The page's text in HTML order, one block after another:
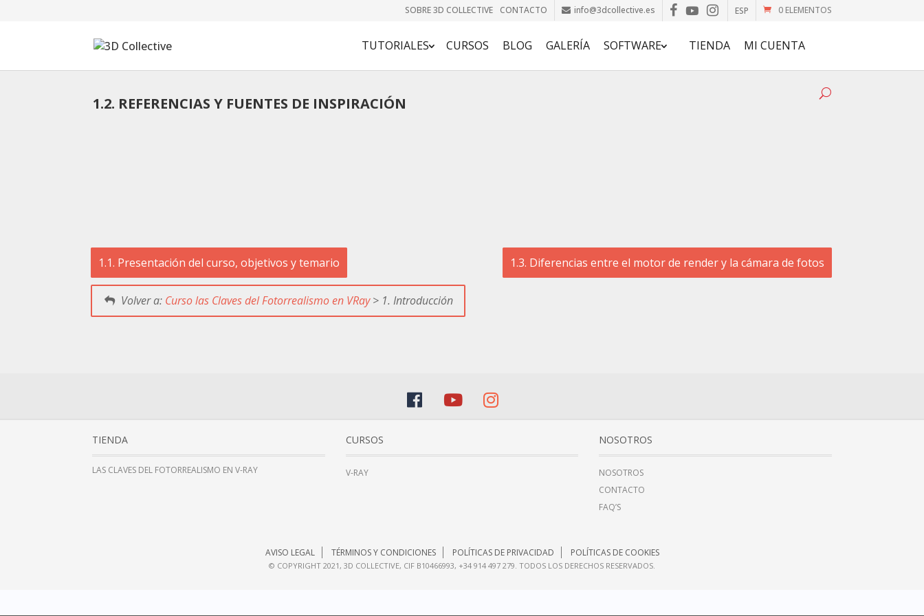
Tienda
Mi Cuenta
0 ELEMENTOS
ESP
SOBRE 3D COLLECTIVE CONTACTO info@3dcollective.es
TUTORIALES CURSOS BLOG GALERÍA SOFTWARE TIENDA MI CUENTA
1.2. REFERENCIAS Y FUENTES DE INSPIRACIÓN
1.1. Presentación del curso, objetivos y temario 1.3. Diferencias entre el motor de render y la cámara de fotos
Volver a: Curso las Claves del Fotorrealismo en VRay> 1. Introducción
TIENDA
LAS CLAVES DEL FOTORREALISMO EN V-RAY
CURSOS
V-RAY
NOSOTROS
NOSOTROS
CONTACTO
FAQ’S
AVISO LEGAL TÉRMINOS Y CONDICIONES POLÍTICAS DE PRIVACIDAD POLÍTICAS DE COOKIES
© COPYRIGHT 2021, 3D COLLECTIVE, CIF B10466993, +34 914 497 279. TODOS LOS DERECHOS RESERVADOS.